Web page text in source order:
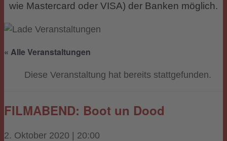
wie Mastercard oder VISA) der Banken möglich.
« Alle Veranstaltungen
Diese Veranstaltung hat bereits stattgefunden.
FILMABEND: Boot un Dood
2. Oktober 2020 | 20:00